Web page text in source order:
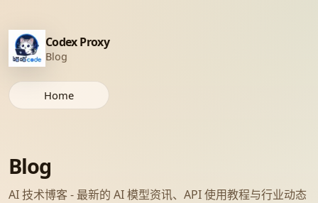
Codex Proxy
Blog
Home
Blog
AI 技术博客 - 最新的 AI 模型资讯、API 使用教程与行业动态